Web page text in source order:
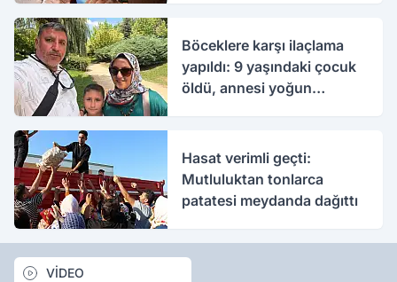
Böceklere karşı ilaçlama
yapıldı: 9 yaşındaki çocuk
öldü, annesi yoğun
Hasat verimli geçti:
Mutluluktan tonlarca
patatesi meydanda dağıttı
VİDEO